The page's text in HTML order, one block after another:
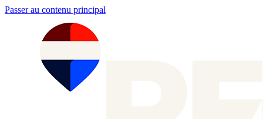
Passer au contenu principal